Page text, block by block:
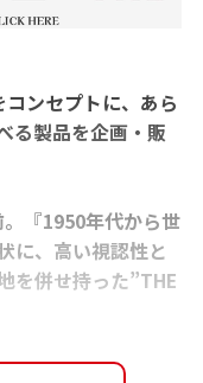
コンセプトに、あら
る製品を企画・販
『1950年代から世
に、高い視認性と
を併せ持った”THE